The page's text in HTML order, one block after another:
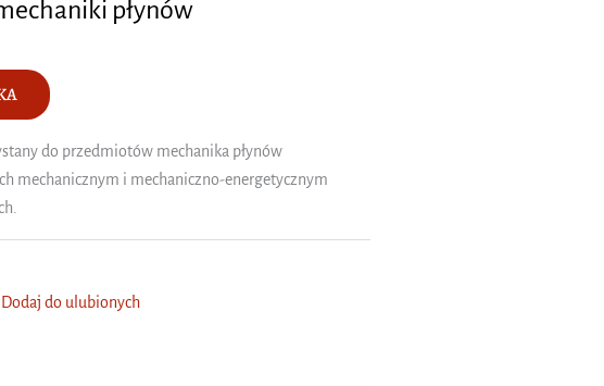
płynów
do przedmiotów mechanika płynów
mechanicznym i mechaniczno-energetycznym
Dodaj do ulubionych